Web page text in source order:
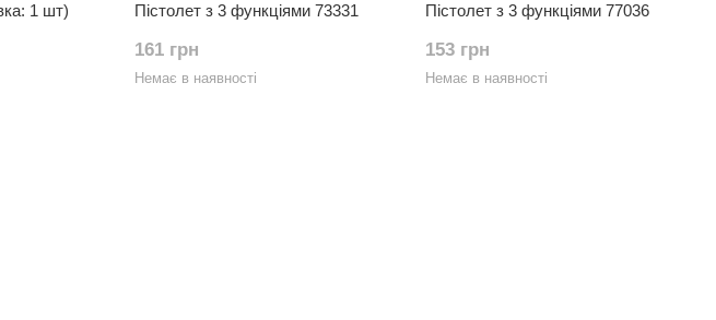
1 шт) Пістолет з 3 функціями 73331
161 грн
Немає в наявності
Пістолет з 3 функціями 77036
153 грн
Немає в наявності